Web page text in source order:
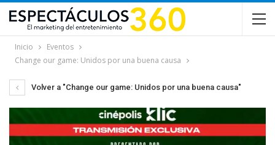
Inicio
Eventos
Change our game: Unidos por una buena causa
Volver a "Change our game: Unidos por una buena causa"